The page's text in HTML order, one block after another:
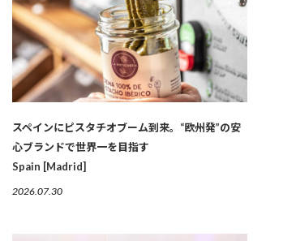
スペインにピスタチオブーム到来。“欧州発”の安
心ブランドで世界一を目指す
Spain [Madrid]
2026.07.30